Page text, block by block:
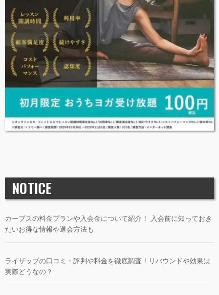
NOTICE
カーブスの料金プランや入会金について紹介！ 入会前に知っておき
たいお得な情報や退会方法も
ライザップの口コミ・評判や料金を徹底調査！リバウンドや効果は
実際どうなの？